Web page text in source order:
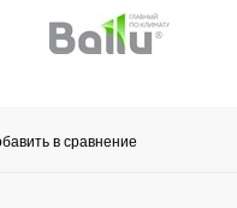
в сравнение